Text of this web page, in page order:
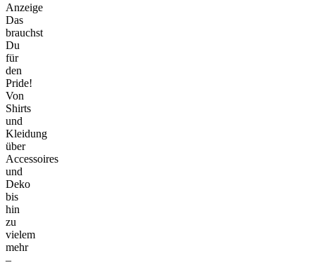
Anzeige
Das
brauchst
Du
für
den
Pride!
Von
Shirts
und
Kleidung
über
Accessoires
und
Deko
bis
hin
zu
vielem
mehr
–